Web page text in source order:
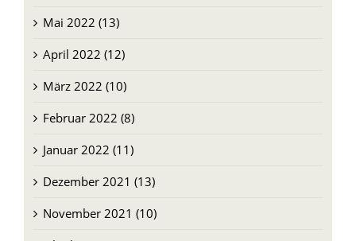
Mai 2022 (13)
April 2022 (12)
März 2022 (10)
Februar 2022 (8)
Januar 2022 (11)
Dezember 2021 (13)
November 2021 (10)